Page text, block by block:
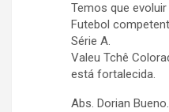
Temos que
Futebol
Série A.
Valeu Tchê
está fortalecida.
Abs. Dorian Bueno.